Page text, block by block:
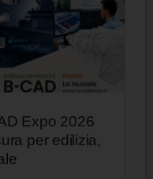
Expo 2026
per edilizia,